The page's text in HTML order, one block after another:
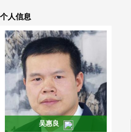
个人信息
吴惠良